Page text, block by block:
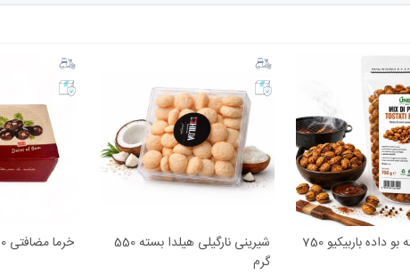
میکس پسته بو داده باربیکیو 750
شیرینی نارگیلی هیلدا بسته 550
گرم
خرما مضافتی 550 گرم